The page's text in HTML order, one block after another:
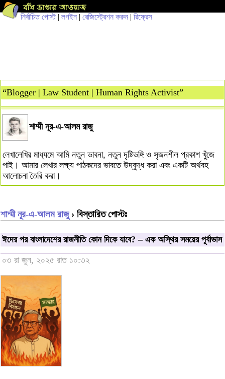
নির্বাচিত পোস্ট| লগইন | রেজিস্ট্রেশন করুন | রিফ্রেস
“Blogger | Law Student | Human Rights Activist”
শাম্মী নূর-এ-আলম রাজু
লেখালেখির মাধ্যমে আমি নতুন ভাবনা, নতুন দৃষ্টিভঙ্গি ও সৃজনশীল প্রকাশ খুঁজে
পাই। আমার লেখার লক্ষ্য পাঠকদের ভাবতে উদ্বুদ্ধ করা এবং একটি অর্থবহ
আলোচনা তৈরি করা।
শাম্মী নূর-এ-আলম রাজু› বিস্তারিত পোস্টঃ
ঈদের পর বাংলাদেশের রাজনীতি কোন দিকে যাবে? – এক অস্থির সময়ের পূর্বাভাস
০৩ রা জুন, ২০২৫ রাত ১০:৩২